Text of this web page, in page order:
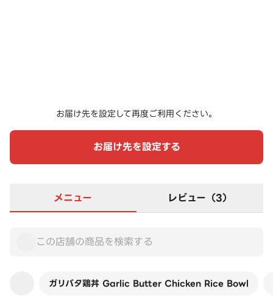
お届け先を設定して再度ご利用ください。
お届け先を設定する
メニュー レビュー（3）
ガリバタ鶏丼 Garlic Butter Chicken Rice Bowl